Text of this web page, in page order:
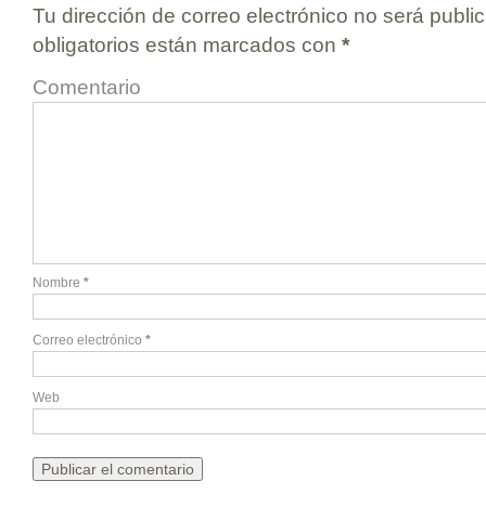
Tu dirección de correo electrónico no será
obligatorios están marcados con *
Comentario
Nombre *
Correo electrónico *
Web